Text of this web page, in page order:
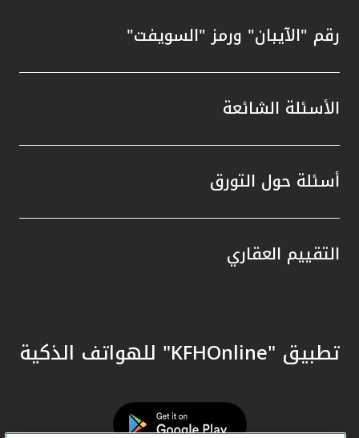
رقم "الآيبان" ورمز "السويفت"
الأسئلة الشائعة
أسئلة حول التورق
التقييم العقاري
تطبيق "KFHOnline" للهواتف الذكية